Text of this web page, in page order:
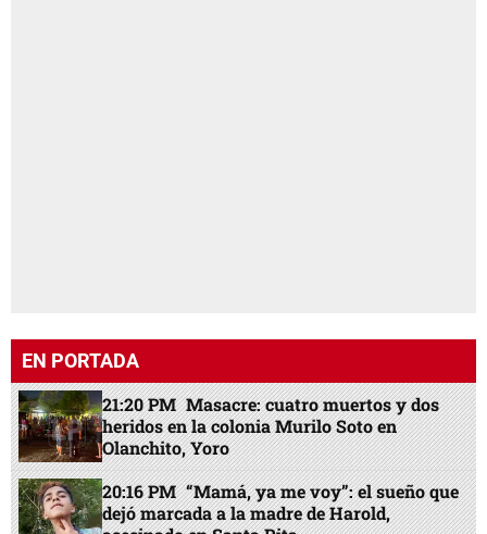
EN PORTADA
21:20 PM Masacre: cuatro muertos y dos
heridos en la colonia Murilo Soto en
Olanchito, Yoro
20:16 PM “Mamá, ya me voy”: el sueño que
dejó marcada a la madre de Harold,